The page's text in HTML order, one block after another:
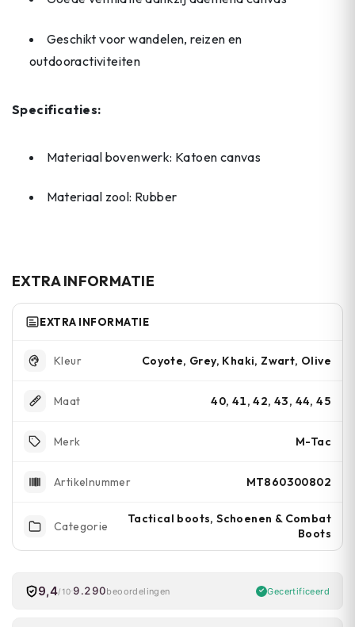
Geschikt voor wandelen, reizen en
outdooractiviteiten
Specificaties:
Materiaal bovenwerk: Katoen canvas
Materiaal zool: Rubber
EXTRA INFORMATIE
EXTRA INFORMATIE
Kleur Coyote, Grey, Khaki, Zwart, Olive
Maat 40, 41, 42, 43, 44, 45
Merk M-Tac
Artikelnummer MT860300802
Categorie
Tactical boots, Schoenen & Combat
Boots
9,4/10 9.290beoordelingen Gecertificeerd